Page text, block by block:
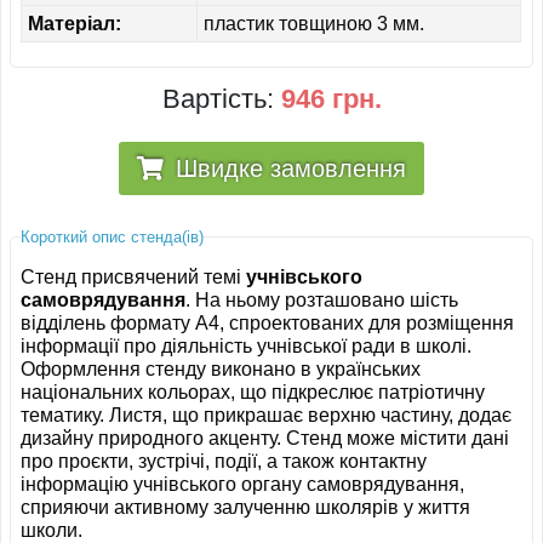
Матеріал:
пластик товщиною 3 мм.
Вартість: 946 грн.
Швидке замовлення
Короткий опис стенда(ів)
Стенд присвячений теміучнівського
самоврядування. На ньому розташовано шість
відділень формату А4, спроектованих для розміщення
інформації про діяльність учнівської ради в школі.
Оформлення стенду виконано в українських
національних кольорах, що підкреслює патріотичну
тематику. Листя, що прикрашає верхню частину, додає
дизайну природного акценту. Стенд може містити дані
про проєкти, зустрічі, події, а також контактну
інформацію учнівського органу самоврядування,
сприяючи активному залученню школярів у життя
школи.